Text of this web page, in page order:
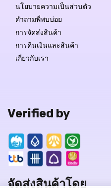
นโยบายความเป็นส่วนตัว
คำถามพี่พบบ่อย
การจัดส่งสินค้า
การคืนเงินและสินค้า
เกี่ยวกับเรา
Verified by
จัดส่งสินค้าโดย